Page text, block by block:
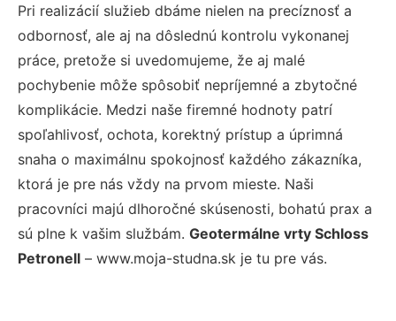
Pri realizácií služieb dbáme nielen na precíznosť a
odbornosť, ale aj na dôslednú kontrolu vykonanej
práce, pretože si uvedomujeme, že aj malé
pochybenie môže spôsobiť nepríjemné a zbytočné
komplikácie. Medzi naše firemné hodnoty patrí
spoľahlivosť, ochota, korektný prístup a úprimná
snaha o maximálnu spokojnosť každého zákazníka,
ktorá je pre nás vždy na prvom mieste. Naši
pracovníci majú dlhoročné skúsenosti, bohatú prax a
sú plne k vašim službám. Geotermálne vrty Schloss
Petronell – www.moja-studna.sk je tu pre vás.